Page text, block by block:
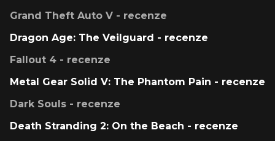
Grand Theft Auto V - recenze
Dragon Age: The Veilguard - recenze
Fallout 4 - recenze
Metal Gear Solid V: The Phantom Pain - recenze
Dark Souls - recenze
Death Stranding 2: On the Beach - recenze